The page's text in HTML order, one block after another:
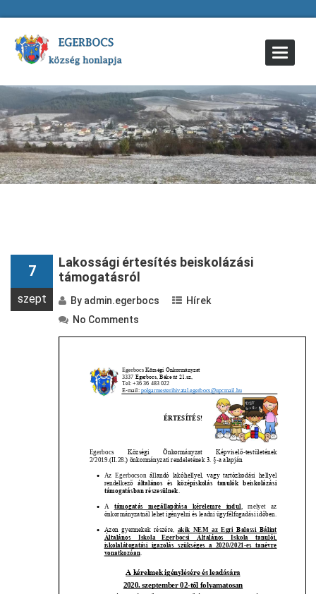
Toggle
7
szept
Lakossági értesítés beiskolázási
támogatásról
By admin.egerbocs
Hírek
No Comments